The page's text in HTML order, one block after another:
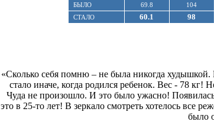
БЫЛО 69.8 104
СТАЛО
60.1 98
«Сколько себя помню – не была никогда худышкой.
стало иначе, когда родился ребенок. Вес - 78
Чуда не произошло. И это было ужасно!
это в 25-то лет! В зеркало смотреть хотелось все
было